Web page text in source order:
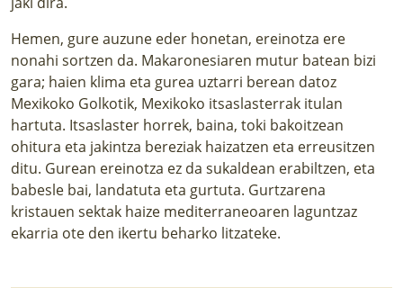
Hemen, gure auzune eder honetan, ereinotza ere
nonahi sortzen da. Makaronesiaren mutur batean bizi
gara; haien klima eta gurea uztarri berean datoz
Mexikoko Golkotik, Mexikoko itsaslasterrak itulan
hartuta. Itsaslaster horrek, baina, toki bakoitzean
ohitura eta jakintza bereziak haizatzen eta erreusitzen
ditu. Gurean ereinotza ez da sukaldean erabiltzen, eta
babesle bai, landatuta eta gurtuta. Gurtzarena
kristauen sektak haize mediterraneoaren laguntzaz
ekarria ote den ikertu beharko litzateke.